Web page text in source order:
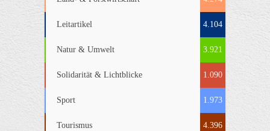
Leitartikel 4.104
Natur & Umwelt 3.921
Solidarität & Lichtblicke 1.090
Sport 1.973
Tourismus 4.396